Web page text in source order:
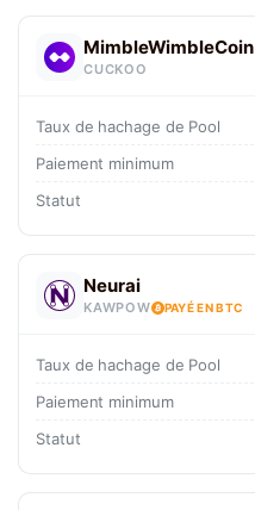
MimbleWimbleCoin
CUCKOO
Taux de hachage de Pool
Paiement minimum
Statut
Neurai
KAWPOW PAYÉ EN BTC
Taux de hachage de Pool
Paiement minimum
Statut